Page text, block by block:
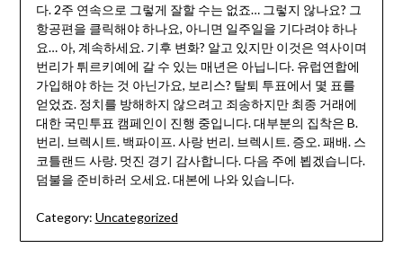
다. 2주 연속으로 그렇게 잘할 수는 없죠… 그렇지 않나요? 그
항공편을 클릭해야 하나요, 아니면 일주일을 기다려야 하나
요… 아, 계속하세요. 기후 변화? 알고 있지만 이것은 역사이며
번리가 튀르키예에 갈 수 있는 매년은 아닙니다. 유럽연합에
가입해야 하는 것 아닌가요, 보리스? 탈퇴 투표에서 몇 표를
얻었죠. 정치를 방해하지 않으려고 죄송하지만 최종 거래에
대한 국민투표 캠페인이 진행 중입니다. 대부분의 집착은 B.
번리. 브렉시트. 백파이프. 사랑 번리. 브렉시트. 증오. 패배. 스
코틀랜드 사랑. 멋진 경기 감사합니다. 다음 주에 뵙겠습니다.
덤불을 준비하러 오세요. 대본에 나와 있습니다.
Category: Uncategorized